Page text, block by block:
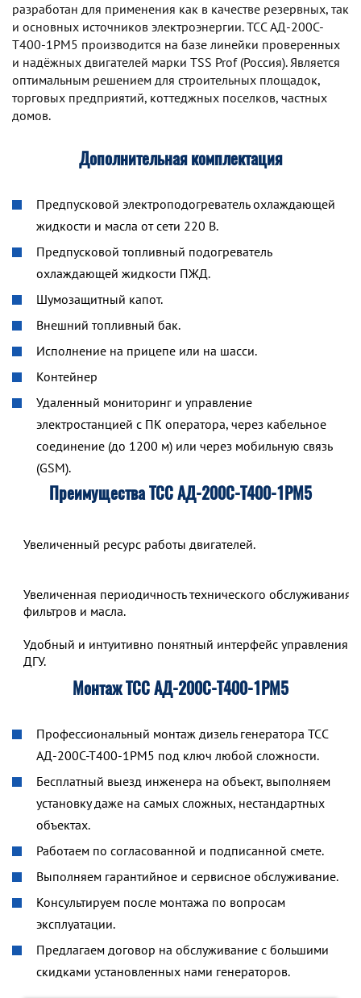
разработан для применения как в качестве резервных, так
и основных источников электроэнергии. TCC АД-200С-
Т400-1РМ5 производится на базе линейки проверенных
и надёжных двигателей марки TSS Prof (Россия). Является
оптимальным решением для строительных площадок,
торговых предприятий, коттеджных поселков, частных
домов.
Дополнительная комплектация
Предпусковой электроподогреватель охлаждающей
жидкости и масла от сети 220 В.
Предпусковой топливный подогреватель
охлаждающей жидкости ПЖД.
Шумозащитный капот.
Внешний топливный бак.
Исполнение на прицепе или на шасси.
Контейнер
Удаленный мониторинг и управление
электростанцией с ПК оператора, через кабельное
соединение (до 1200 м) или через мобильную связь
(GSM).
Преимущества ТСС АД-200С-Т400-1РМ5
Увеличенный ресурс работы двигателей.
Увеличенная периодичность технического обслуживания,
фильтров и масла.
Удобный и интуитивно понятный интерфейс управления
ДГУ.
Монтаж ТСС АД-200С-Т400-1РМ5
Профессиональный монтаж дизель генератора ТСС
АД-200С-Т400-1РМ5 под ключ любой сложности.
Бесплатный выезд инженера на объект, выполняем
установку даже на самых сложных, нестандартных
объектах.
Работаем по согласованной и подписанной смете.
Выполняем гарантийное и сервисное обслуживание.
Консультируем после монтажа по вопросам
эксплуатации.
Предлагаем договор на обслуживание с большими
скидками установленных нами генераторов.